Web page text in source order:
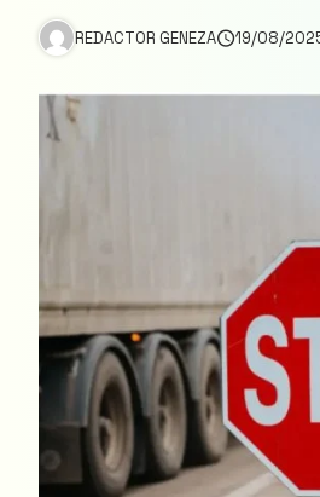
REDACTOR GENEZA 19/08/